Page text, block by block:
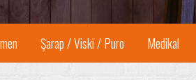
Şarap / Viski / Puro Medikal